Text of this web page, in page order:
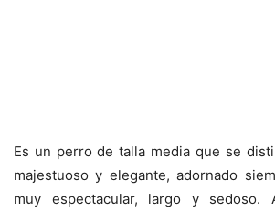
Es un perro de talla media que se
majestuoso y elegante, adornado
muy espectacular, largo y sedoso.